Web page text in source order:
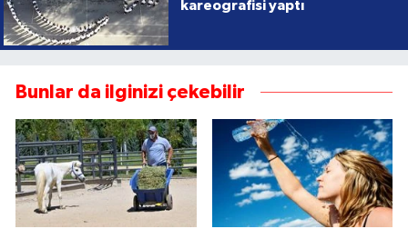
kareografisi yaptı
Bunlar da ilginizi çekebilir